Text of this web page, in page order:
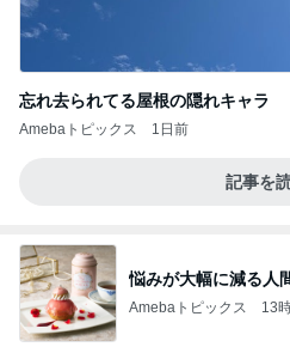
忘れ去られてる屋根の隠れキャラ
Amebaトピックス 1日前
記事を
悩みが大幅に減る人
Amebaトピックス 13